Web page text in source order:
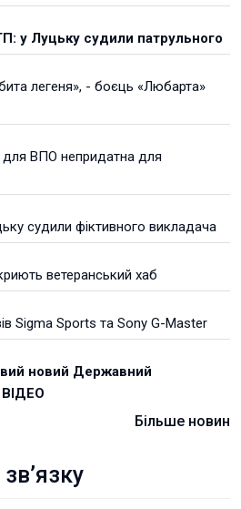
у Луцьку судили патрульного
легеня», - боєць «Любарта»
для ВПО непридатна для
судили фіктивного викладача
ветеранський хаб
Sigma Sports та Sony G-Master
новий Державний
ВІДЕО
Більше новин